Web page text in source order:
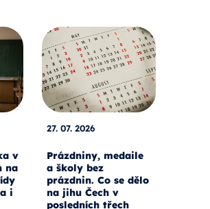
v
na
i
27. 07. 2026
Prázdniny, medaile
a školy bez
prázdnin. Co se dělo
na jihu Čech v
posledních třech